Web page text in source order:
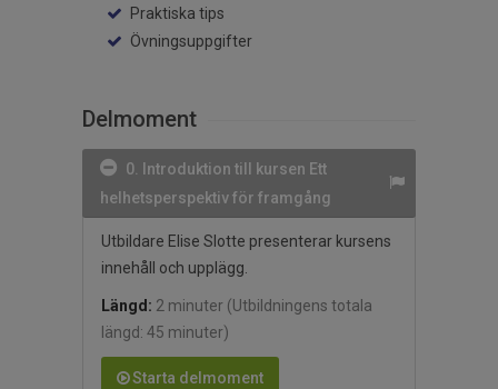
Praktiska tips
Övningsuppgifter
Delmoment
0. Introduktion till kursen Ett
helhetsperspektiv för framgång
Utbildare Elise Slotte presenterar kursens
innehåll och upplägg.
Längd: 2 minuter (Utbildningens totala
längd: 45 minuter)
Starta delmoment